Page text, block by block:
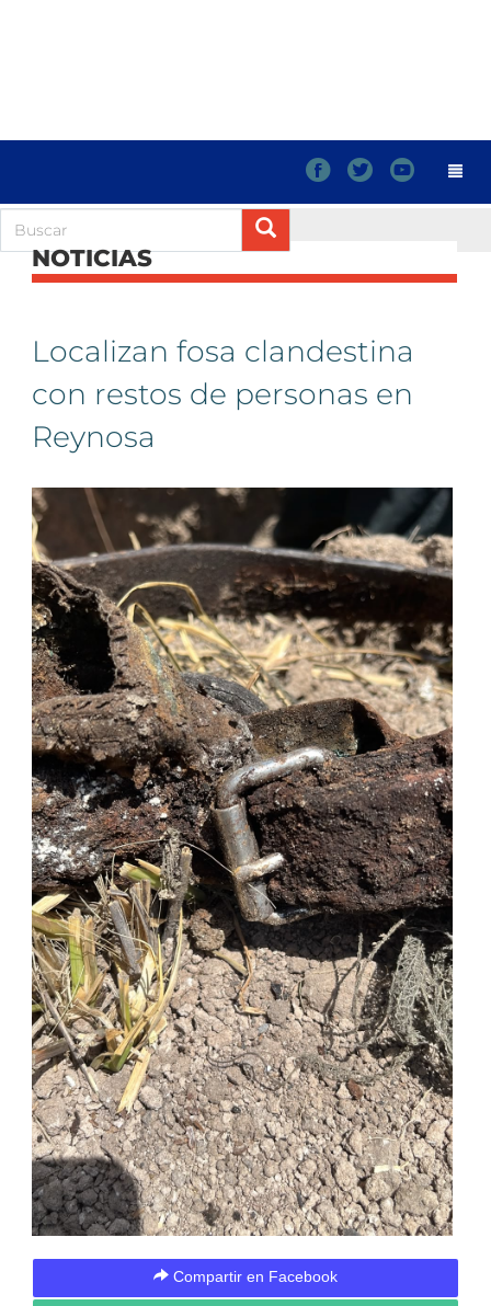
f t y
NOTICIAS
Localizan fosa clandestina
con restos de personas en
Reynosa
Compartir en Facebook